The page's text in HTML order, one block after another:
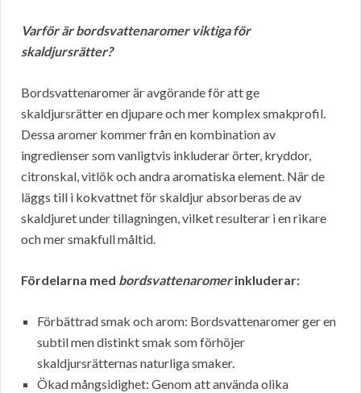
Varför är bordsvattenaromer viktiga för
skaldjursrätter?
Bordsvattenaromer är avgörande för att ge
skaldjursrätter en djupare och mer komplex smakprofil.
Dessa aromer kommer från en kombination av
ingredienser som vanligtvis inkluderar örter, kryddor,
citronskal, vitlök och andra aromatiska element. När de
läggs till i kokvattnet för skaldjur absorberas de av
skaldjuret under tillagningen, vilket resulterar i en rikare
och mer smakfull måltid.
Fördelarna med bordsvattenaromerinkluderar:
Förbättrad smak och arom: Bordsvattenaromer ger en
subtil men distinkt smak som förhöjer
skaldjursrätternas naturliga smaker.
Ökad mångsidighet: Genom att använda olika